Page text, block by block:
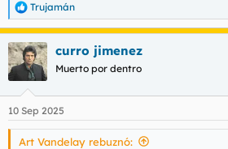
R
e
a
c
c
e
s
Trujamán
curro jimenez
Muerto por dentro
10 Sep 2025
Art Vandelay rebuznó: